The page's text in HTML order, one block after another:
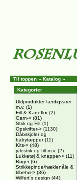
Til toppen » Katalog »
Kategorier
Uldprodukter færdigvarer
m.v. (1)
Filt & Karteflor(2)
Garn-> (81)
Strik og Filt (1)
Opskrifter-> (1130)
Dåbskjoler og
babytæpper(11)
Kits-> (48)
julestrik og filt m.v. (2)
Lukketøj & knapper-> (11)
Bøger(6)
Strikkepinde/hæklenåle &
tilbehø-> (36)
Wilfert´s design (44)